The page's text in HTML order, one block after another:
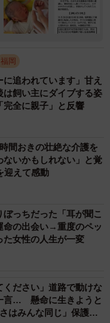
福岡
に追われています」甘え
飼い主にダイブする姿
完全に親子」と反響
間おきの壮絶な介護を
いかもしれない」と覚
迎えて感動
っちだった「耳が聞こ
命の出会い→重度のペッ
た女性の人生が一変
ください」道路で動けな
言… 懸命に生きようと
はみんな同じ」保護団